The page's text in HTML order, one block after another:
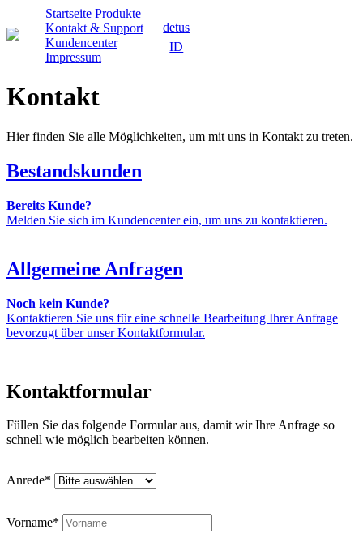
Startseite Produkte
Kontakt & Support
Kundencenter
Impressum
detus
ID
Kontakt
Hier finden Sie alle Möglichkeiten, um mit uns in Kontakt zu treten.
Bestandskunden
Bereits Kunde?
Melden Sie sich im Kundencenter ein, um uns zu kontaktieren.
Allgemeine Anfragen
Noch kein Kunde?
Kontaktieren Sie uns für eine schnelle Bearbeitung Ihrer Anfrage
bevorzugt über unser Kontaktformular.
Kontaktformular
Füllen Sie das folgende Formular aus, damit wir Ihre Anfrage so
schnell wie möglich bearbeiten können.
Anrede*
Vorname*